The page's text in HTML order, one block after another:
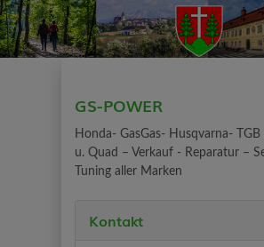
GS-POWER
Honda- GasGas- Husqvarna-
u. Quad – Verkauf - Reparatur –
Tuning aller Marken
Kontakt